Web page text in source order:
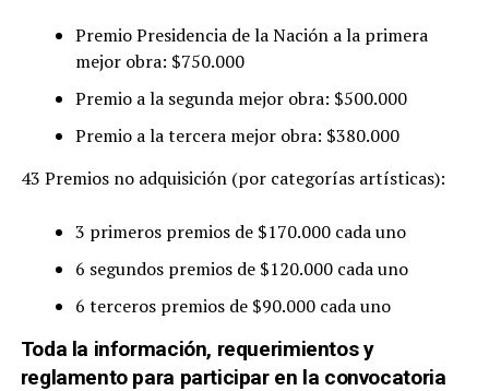
Premio Presidencia de la Nación a la primera
mejor obra: $750.000
Premio a la segunda mejor obra: $500.000
Premio a la tercera mejor obra: $380.000
43 Premios no adquisición (por categorías artísticas):
3 primeros premios de $170.000 cada uno
6 segundos premios de $120.000 cada uno
6 terceros premios de $90.000 cada uno
Toda la información, requerimientos y
reglamento para participar en la convocatoria